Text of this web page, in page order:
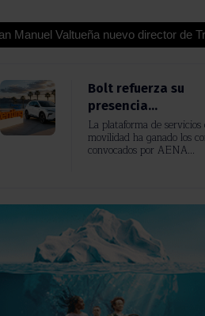
nuevo director de
Bolt refuerza su
presencia...
La plataforma de servicios
movilidad ha ganado los
convocados por AENA...